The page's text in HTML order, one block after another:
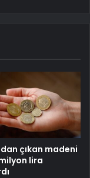
çıkan madeni
lira